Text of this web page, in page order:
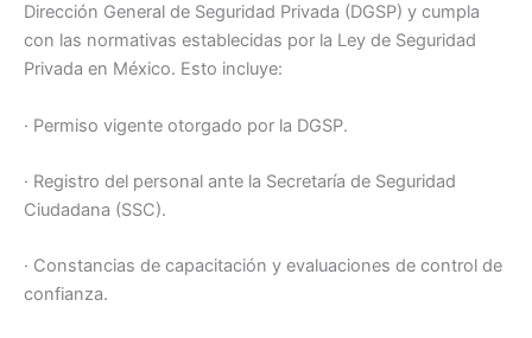
Dirección General de Seguridad Privada (DGSP) y cumpla
con las normativas establecidas por la Ley de Seguridad
Privada en México. Esto incluye:
· Permiso vigente otorgado por la DGSP.
· Registro del personal ante la Secretaría de Seguridad
Ciudadana (SSC).
· Constancias de capacitación y evaluaciones de control de
confianza.